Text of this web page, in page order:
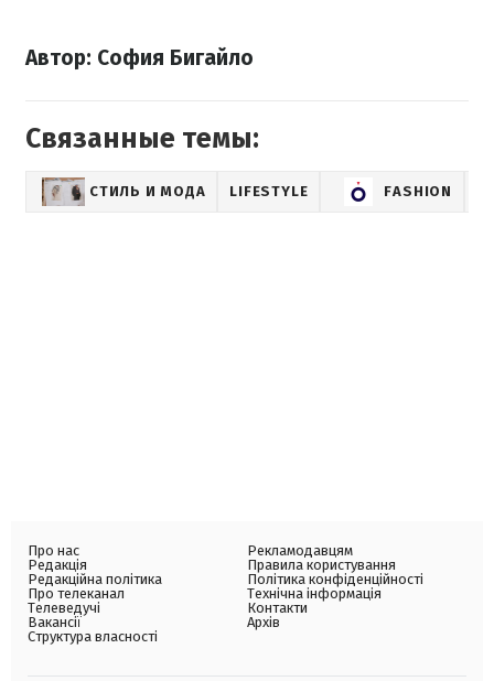
Автор: София Бигайло
Связанные темы:
СТИЛЬ И МОДА LIFESTYLE FASHION
Про нас
Редакція
Редакційна політика
Про телеканал
Телеведучі
Вакансії
Структура власності
Рекламодавцям
Правила користування
Політика конфіденційності
Технічна інформація
Контакти
Архів